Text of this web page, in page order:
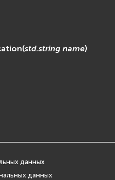
(std.string name)
данных
данных